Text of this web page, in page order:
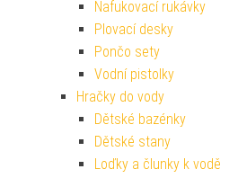
Nafukovací rukávky
Plovací desky
Pončo sety
Vodní pistolky
Hračky do vody
Dětské bazénky
Dětské stany
Loďky a člunky k vodě